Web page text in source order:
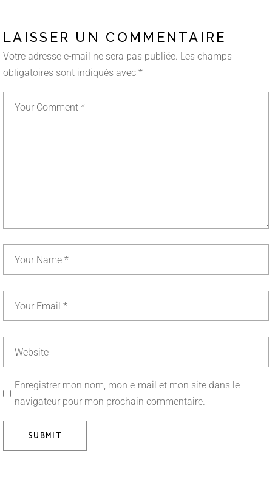
LAISSER UN COMMENTAIRE
Votre adresse e-mail ne sera pas publiée. Les champs
obligatoires sont indiqués avec *
Enregistrer mon nom, mon e-mail et mon site dans le
navigateur pour mon prochain commentaire.
SUBMIT